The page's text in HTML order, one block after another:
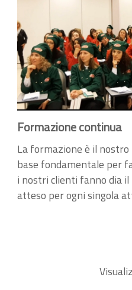
Formazione continua
La formazione è il
base fondamentale per
i nostri clienti fanno dia
atteso per ogni singola